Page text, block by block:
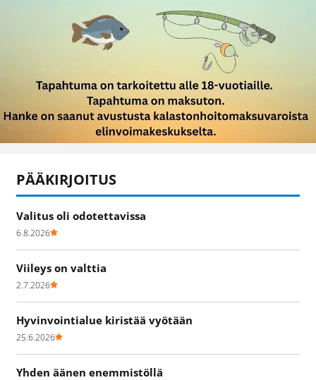
PÄÄKIRJOITUS
Valitus oli odotettavissa
6.8.2026
Viileys on valttia
2.7.2026
Hyvinvointialue kiristää vyötään
25.6.2026
Yhden äänen enemmistöllä